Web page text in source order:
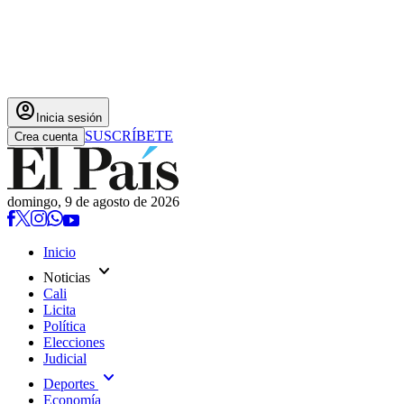
account_circle Inicia sesión
Crea cuenta SUSCRÍBETE
domingo, 9 de agosto de 2026
Inicio
Noticias expand_more
Cali
Licita
Política
Elecciones
Judicial
Deportes expand_more
Economía